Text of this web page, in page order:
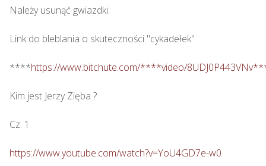
Należy usunąć gwiazdki.
Link do bleblania o skuteczności "cykadełek"
****https://www.bitchute.com/****video/
Kim jest Jerzy Zięba ?
Cz. 1
https://www.youtube.com/watch?v=YoU4GD7e-w0